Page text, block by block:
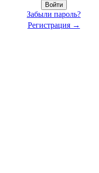
Забыли пароль?
Регистрация →